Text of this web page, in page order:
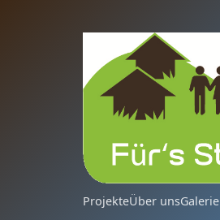
ProjekteÜber unsGalerie